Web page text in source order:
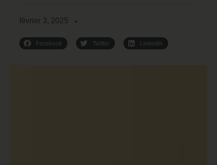
février 3, 2025 ✦
Facebook Twitter LinkedIn